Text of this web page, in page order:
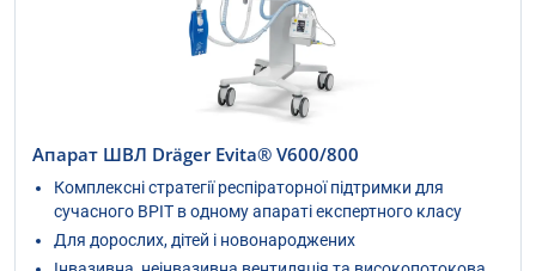
Апарат ШВЛ Dräger Evita® V600/800
Комплексні стратегії респіраторної підтримки для
сучасного ВРІТ в одному апараті експертного класу
Для дорослих, дітей і новонароджених